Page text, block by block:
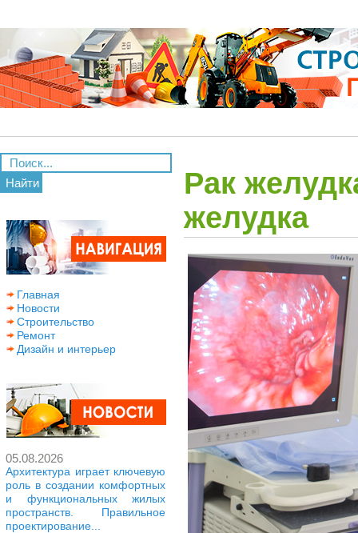
Найти
Главная
Новости
Строительство
Ремонт
Дизайн и интерьер
05.08.2026
Архитектура играет ключевую
роль в создании комфортных
и функциональных жилых
пространств. Правильное
проектирование...
Рак
желудка